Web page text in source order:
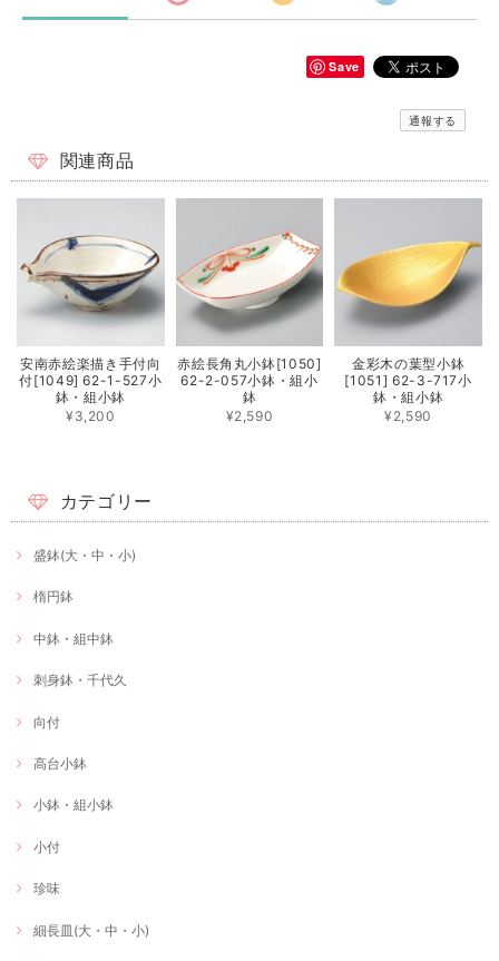
Save
通報する
関連商品
安南赤絵楽描き手付向
付[1049] 62-1-527小
鉢・組小鉢
¥3,200
赤絵長角丸小鉢[1050]
62-2-057小鉢・組小
鉢
¥2,590
金彩木の葉型小鉢
[1051] 62-3-717小
鉢・組小鉢
¥2,590
カテゴリー
盛鉢(大・中・小)
楕円鉢
中鉢・組中鉢
刺身鉢・千代久
向付
高台小鉢
小鉢・組小鉢
小付
珍味
細長皿(大・中・小)